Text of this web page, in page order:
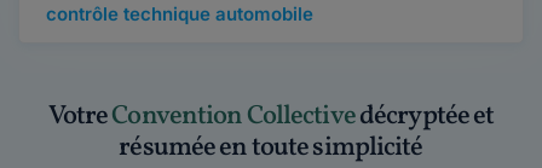
contrôle technique automobile
VotreConvention Collectivedécryptée et
résumée en toute simplicité